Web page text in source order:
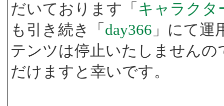
だいております「 キャラクタ
も引き続き「 day366 」にて
テンツは停止いたしません
だけますと幸いです。